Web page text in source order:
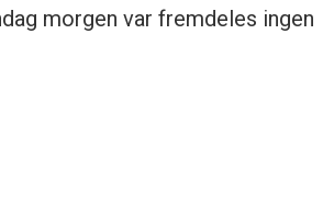
morgen var fremdeles ingen